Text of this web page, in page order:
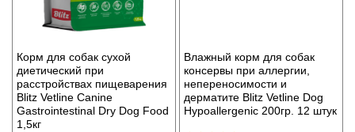
Корм для собак сухой
диетический при
расстройствах пищеварения
Blitz Vetline Canine
Gastrointestinal Dry Dog Food
1,5кг
Влажный корм для собак
консервы при аллергии,
непереносимости и
дерматите Blitz Vetline Dog
Hypoallergenic 200гр. 12 штук